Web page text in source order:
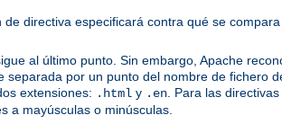
directiva especificará contra qué se compara
al último punto. Sin embargo, Apache
separada por un punto del nombre de fichero
extensiones: .html y .en . Para las
a mayúsculas o minúsculas.